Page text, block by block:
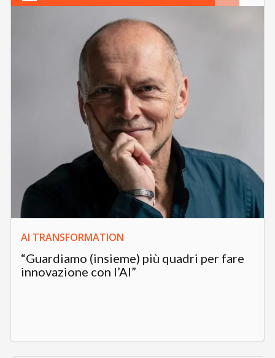
AI TRANSFORMATION
“Guardiamo (insieme) più quadri per fare
innovazione con l’AI”